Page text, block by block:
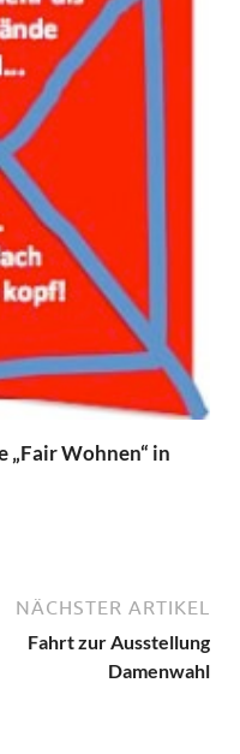
„Fair Wohnen“ in
NÄCHSTER ARTIKEL
Fahrt zur Ausstellung
Damenwahl